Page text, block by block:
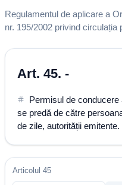
Regulamentul de aplicare a
nr. 195/2002 privind circulația
Art. 45. -
Permisul de
se predă de către
de zile, autorității emitente.
Articolul 45